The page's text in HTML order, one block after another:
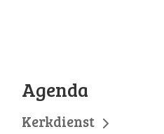
Agenda
Kerkdienst